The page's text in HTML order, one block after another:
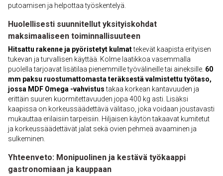
putoamisen ja helpottaa työskentelyä.
Huolellisesti suunnitellut yksityiskohdat
maksimaaliseen toiminnallisuuteen
Hitsattu rakenne ja pyöristetyt kulmattekevät kaapista erityisen
tukevan ja turvallisen käyttää. Kolme laatikkoa vasemmalla
puolella tarjoavat lisätilaa pienemmille työvälineille tai aineksille. 60
mm paksu ruostumattomasta teräksestä valmistettu työtaso,
jossa MDF Omega -vahvistustakaa korkean kantavuuden ja
erittäin suuren kuormitettavuuden jopa 400 kg asti. Lisäksi
kaapissa on korkeussäädettävä välitaso, joka voidaan joustavasti
mukauttaa erilaisiin tarpeisiin. Hiljaisen käytön takaavat kumitetut
ja korkeussäädettävät jalat sekä ovien pehmeä avaaminen ja
sulkeminen.
Yhteenveto: Monipuolinen ja kestävä työkaappi
gastronomiaan ja kauppaan